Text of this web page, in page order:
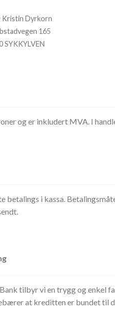
Kristin Dyrkorn
165
SYKKYLVEN
og er inkludert MVA. I
betalings i kassa.
tilbyr vi en trygg og enkel
at kreditten er bundet til